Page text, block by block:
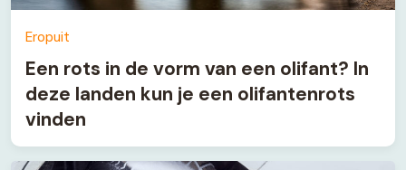
Eropuit
Een rots in de vorm van een olifant? In
deze landen kun je een olifantenrots
vinden